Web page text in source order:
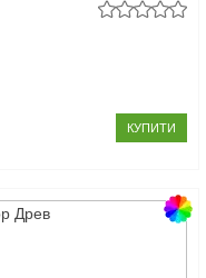
КУПИТИ